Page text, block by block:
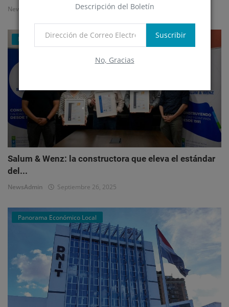
Descripción del Boletín
Suscribir
No, Gracias
NewsAdmin Octubre 1, 2025
Mercado Inmobiliario Empresarial
Salum & Wenz: la constructora que eleva el estándar
del...
NewsAdmin Septiembre 26, 2025
Panorama Económico Local